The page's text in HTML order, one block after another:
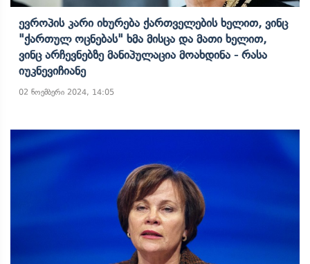
Ევროპის Კარი Იხურება Ქართველების Ხელით, Ვინც
"ქართულ Ოცნებას" Ხმა Მისცა Და Მათი Ხელით,
Ვინც Არჩევნებზე Მანიპულაცია Მოახდინა - Რასა
Იუკნევიჩიანე
02 ნოემბერი 2024, 14:05